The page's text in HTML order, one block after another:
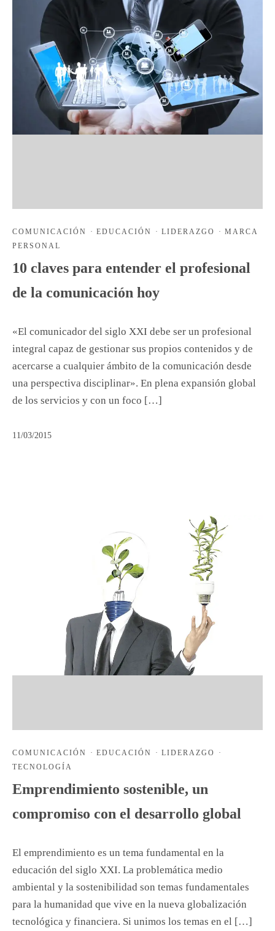
COMUNICACIÓN · EDUCACIÓN · LIDERAZGO · MARCA
PERSONAL
10 claves para entender el profesional
de la comunicación hoy
«El comunicador del siglo XXI debe ser un profesional
integral capaz de gestionar sus propios contenidos y de
acercarse a cualquier ámbito de la comunicación desde
una perspectiva disciplinar». En plena expansión global
de los servicios y con un foco […]
11/03/2015
COMUNICACIÓN · EDUCACIÓN · LIDERAZGO
·
TECNOLOGÍA
Emprendimiento sostenible, un
compromiso con el desarrollo global
El emprendimiento es un tema fundamental en la
educación del siglo XXI. La problemática medio
ambiental y la sostenibilidad son temas fundamentales
para la humanidad que vive en la nueva globalización
tecnológica y financiera. Si unimos los temas en el […]